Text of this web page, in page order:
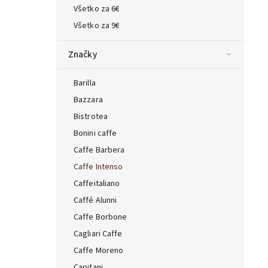
Všetko za 6€
Všetko za 9€
Značky
Barilla
Bazzara
Bistrotea
Bonini caffe
Caffe Barbera
Caffe Intenso
Caffeitaliano
Caffé Alunni
Caffe Borbone
Cagliari Caffe
Caffe Moreno